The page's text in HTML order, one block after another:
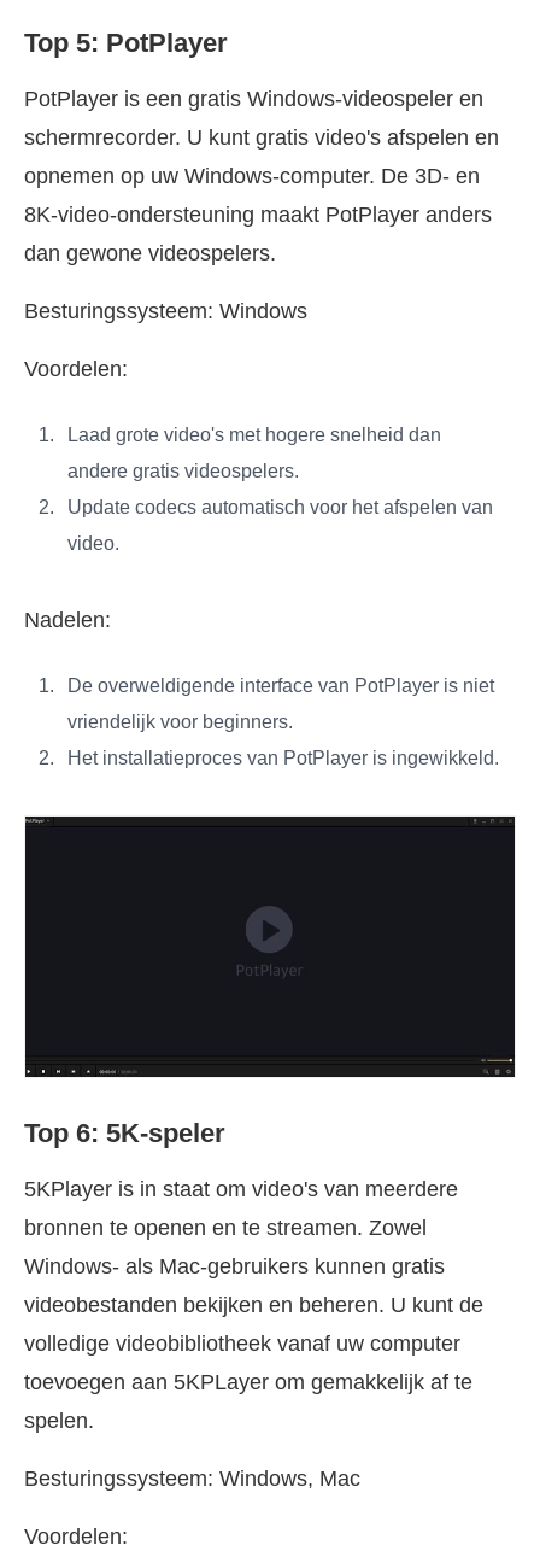
Top 5: PotPlayer
PotPlayer is een gratis Windows-videospeler en
schermrecorder. U kunt gratis video's afspelen en
opnemen op uw Windows-computer. De 3D- en
8K-video-ondersteuning maakt PotPlayer anders
dan gewone videospelers.
Besturingssysteem: Windows
Voordelen:
Laad grote video's met hogere snelheid dan
andere gratis videospelers.
Update codecs automatisch voor het afspelen van
video.
Nadelen:
De overweldigende interface van PotPlayer is niet
vriendelijk voor beginners.
Het installatieproces van PotPlayer is ingewikkeld.
Top 6: 5K-speler
5KPlayer is in staat om video's van meerdere
bronnen te openen en te streamen. Zowel
Windows- als Mac-gebruikers kunnen gratis
videobestanden bekijken en beheren. U kunt de
volledige videobibliotheek vanaf uw computer
toevoegen aan 5KPLayer om gemakkelijk af te
spelen.
Besturingssysteem: Windows, Mac
Voordelen: